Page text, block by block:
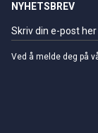
NYHETSBREV
Ved å melde deg på